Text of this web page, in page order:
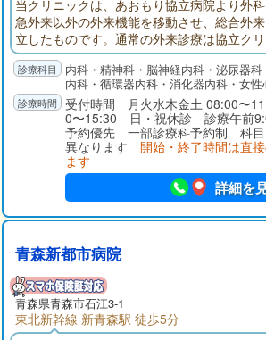
当クリニックは、あおもり協立病院より外
急外来以外の外来機能を移動させ、総合外
立したものです。通常の外来診療は協立ク
間外／救急外来／入院はあおもり協立病院
リニックと病院の相互作業により、24時間
サポートしております。協立病院にある豊
を近接診療所として100％活用し、患者様の
内科・精神科・脳神経内科・泌尿器
内科・循環器内科・消化器内科・女
受付時間 月火水木金土 08:00〜
0〜15:30 日・祝休診 診療午前
予約優先 一部診療科予約制 科目
異なります 開始・終了時間は直
ます
詳細を
青森新都市病院
青森県青森市石江3-1
東北新幹線 新青森駅 徒歩5分